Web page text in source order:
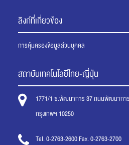
ลิงก์ที่เกี่ยวข้อง
การคุ้มครองข้อมูลส่วนบุคคล
สถาบันเทคโนโลยีไทย-ญี่ปุ่น
1771/1 ซ.พัฒนาการ 37 ถนนพัฒนากา
กรุงเทพฯ 10250
Tel. 0-2763-2600 Fax. 0-2763-2700